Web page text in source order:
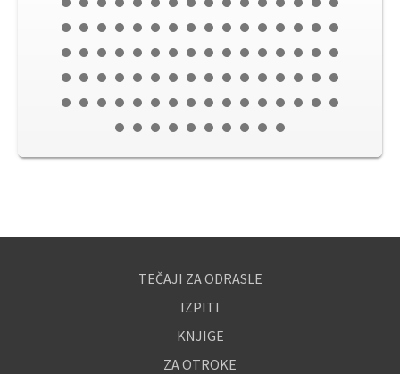
TEČAJI ZA ODRASLE
IZPITI
KNJIGE
ZA OTROKE